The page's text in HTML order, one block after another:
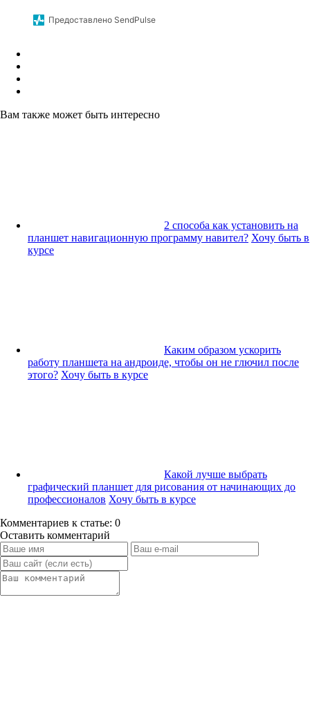
Предоставлено SendPulse
Вам также может быть интересно
2 способа как установить на
планшет навигационную программу навител? Хочу быть в
курсе
Каким образом ускорить
работу планшета на андроиде, чтобы он не глючил после
этого? Хочу быть в курсе
Какой лучше выбрать
графический планшет для рисования от начинающих до
профессионалов Хочу быть в курсе
Комментариев к статье: 0
Оставить комментарий